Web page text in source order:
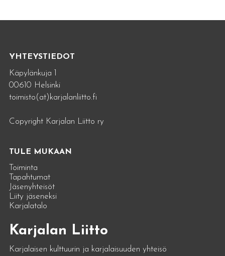
YHTEYSTIEDOT
Käpylänkuja 1
00610 Helsinki
toimisto(at)karjalanliitto.fi
Copyright Karjalan Liitto ry
TULE MUKAAN
Toiminta
Tapahtumat
Jäsenyhteisöt
Liity jäseneksi
Karjalatalo
Karjalan Liitto
Karjalaisen kulttuurin ja karjalaisuuden yhteisö